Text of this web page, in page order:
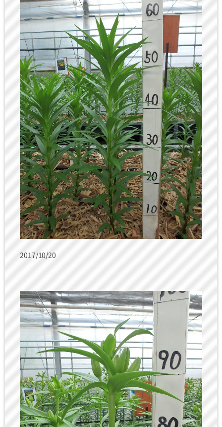
2017/10/20